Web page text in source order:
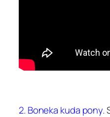
2. Boneka kuda pony.